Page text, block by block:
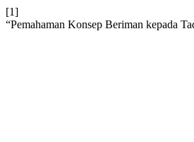
[1]
“Pemahaman Konsep Beriman kepada